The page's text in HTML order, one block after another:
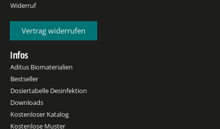
Widerruf
Vertrag widerrufen
Infos
Aditus Biomaterialien
Bestseller
Dosiertabelle Desinfektion
Downloads
Kostenloser Katalog
Kostenlose Muster